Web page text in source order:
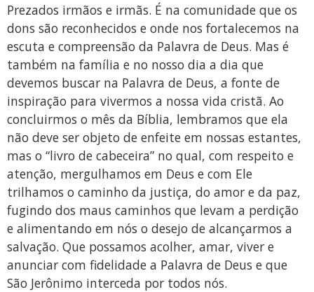
Prezados irmãos e irmãs. É na comunidade que os
dons são reconhecidos e onde nos fortalecemos na
escuta e compreensão da Palavra de Deus. Mas é
também na família e no nosso dia a dia que
devemos buscar na Palavra de Deus, a fonte de
inspiração para vivermos a nossa vida cristã. Ao
concluirmos o mês da Bíblia, lembramos que ela
não deve ser objeto de enfeite em nossas estantes,
mas o “livro de cabeceira” no qual, com respeito e
atenção, mergulhamos em Deus e com Ele
trilhamos o caminho da justiça, do amor e da paz,
fugindo dos maus caminhos que levam a perdição
e alimentando em nós o desejo de alcançarmos a
salvação. Que possamos acolher, amar, viver e
anunciar com fidelidade a Palavra de Deus e que
São Jerônimo interceda por todos nós.